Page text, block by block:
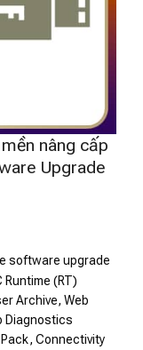
nâng cấp
Upgrade
software upgrade
Runtime (RT)
Archive, Web
Diagnostics
Connectivity